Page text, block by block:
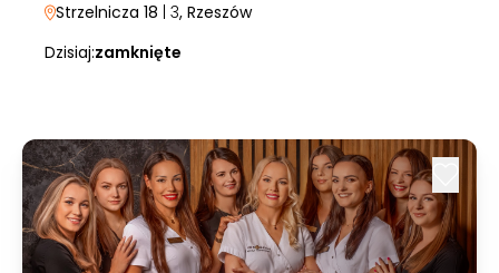
Strzelnicza 18 | 3, Rzeszów
Dzisiaj:zamknięte